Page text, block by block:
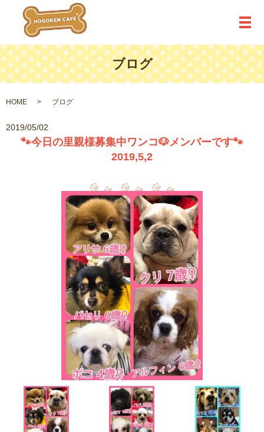
メ
ブログ
HOME ブログ
2019/05/02
🐾今日の里親様募集中ワンコ🐶メンバーです🐾
2019,5,2